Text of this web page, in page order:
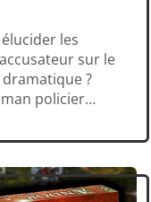
les
sur le
?
policier
au ralenti sur